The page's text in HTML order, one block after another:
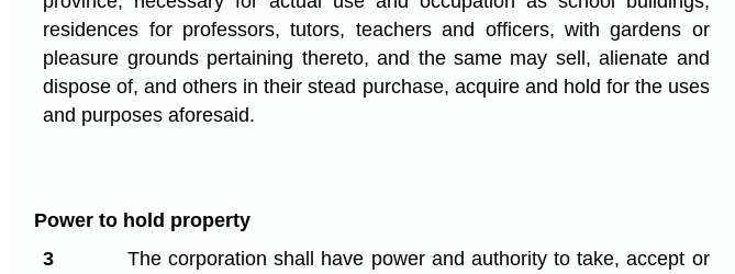
residences for professors, tutors, teachers and officers, with gardens or
pleasure grounds pertaining thereto, and the same may sell, alienate and
dispose of, and others in their stead purchase, acquire and hold for the uses
and purposes aforesaid.
Power to hold property
3
The corporation shall have power and authority to take, accept or